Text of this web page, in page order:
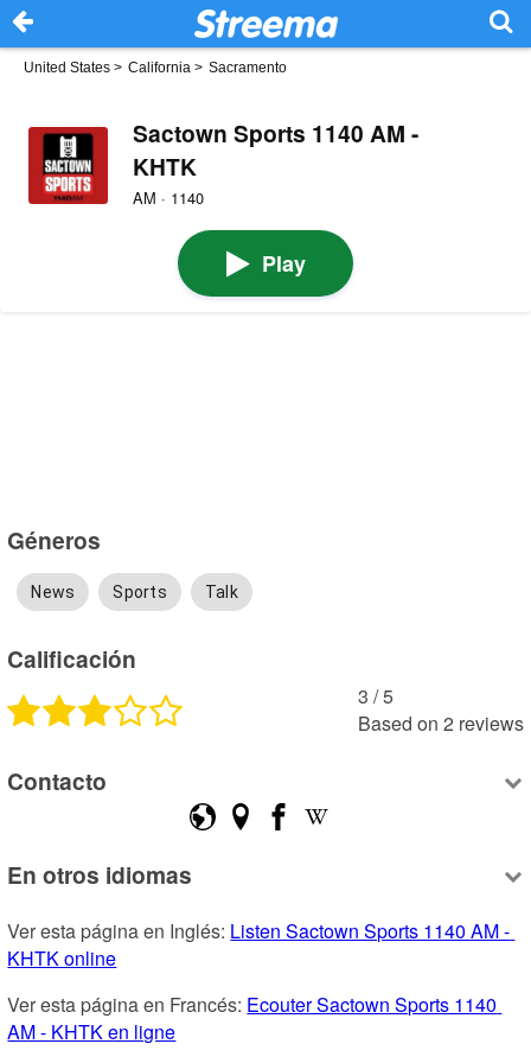
United States > California > Sacramento
Sactown Sports 1140 AM -
KHTK
AM · 1140
Play
Géneros
News Sports Talk
Calificación
3 /5
Based on 2 reviews
Contacto
En otros idiomas
Ver esta página en Inglés: Listen Sactown Sports 1140 AM -
KHTK online
Ver esta página en Francés: Ecouter Sactown Sports 1140
AM - KHTK en ligne